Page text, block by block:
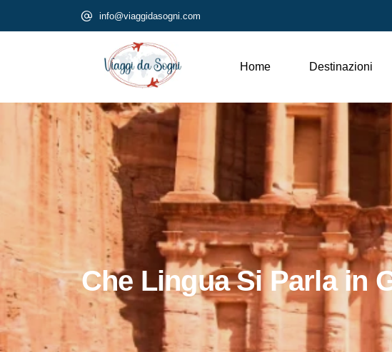
info@viaggidasogni.com
Home Destinazioni
Che Lingua Si Parla in